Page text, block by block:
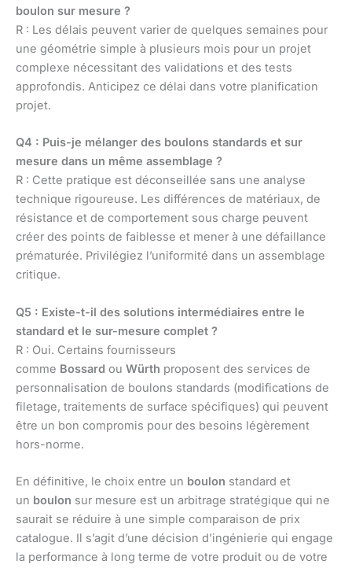
boulon sur mesure ?
R : Les délais peuvent varier de quelques semaines pour
une géométrie simple à plusieurs mois pour un projet
complexe nécessitant des validations et des tests
approfondis. Anticipez ce délai dans votre planification
projet.
Q4 : Puis-je mélanger des boulons standards et sur
mesure dans un même assemblage ?
R : Cette pratique est déconseillée sans une analyse
technique rigoureuse. Les différences de matériaux, de
résistance et de comportement sous charge peuvent
créer des points de faiblesse et mener à une défaillance
prématurée. Privilégiez l’uniformité dans un assemblage
critique.
Q5 : Existe-t-il des solutions intermédiaires entre le
standard et le sur-mesure complet ?
R : Oui. Certains fournisseurs
comme Bossard ou Würth proposent des services de
personnalisation de boulons standards (modifications de
filetage, traitements de surface spécifiques) qui peuvent
être un bon compromis pour des besoins légèrement
hors-norme.
En définitive, le choix entre un boulon standard et
un boulon sur mesure est un arbitrage stratégique qui ne
saurait se réduire à une simple comparaison de prix
catalogue. Il s’agit d’une décision d’ingénierie qui engage
la performance à long terme de votre produit ou de votre